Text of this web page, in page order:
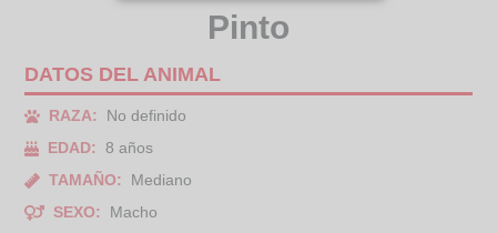
Pinto
DATOS DEL ANIMAL
RAZA:
No definido
EDAD:
8 años
TAMAÑO:
Mediano
SEXO:
Macho